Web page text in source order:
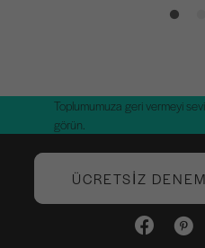
Toplumumuza geri vermeyi
görün.
ÜCRETSIZ